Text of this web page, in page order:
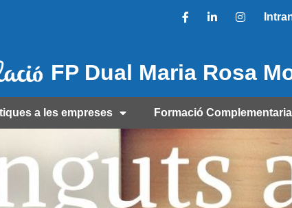
FP Dual Maria Rosa
a les empreses Formació Complementaria